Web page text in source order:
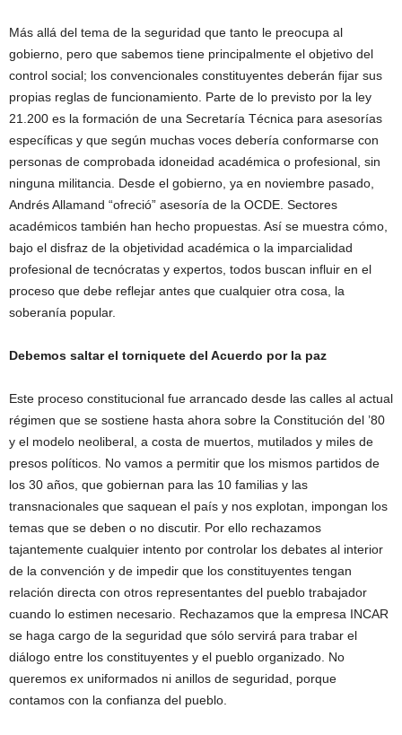
Más allá del tema de la seguridad que tanto le preocupa al
gobierno, pero que sabemos tiene principalmente el objetivo del
control social; los convencionales constituyentes deberán fijar sus
propias reglas de funcionamiento. Parte de lo previsto por la ley
21.200 es la formación de una Secretaría Técnica para asesorías
específicas y que según muchas voces debería conformarse con
personas de comprobada idoneidad académica o profesional, sin
ninguna militancia. Desde el gobierno, ya en noviembre pasado,
Andrés Allamand “ofreció” asesoría de la OCDE. Sectores
académicos también han hecho propuestas. Así se muestra cómo,
bajo el disfraz de la objetividad académica o la imparcialidad
profesional de tecnócratas y expertos, todos buscan influir en el
proceso que debe reflejar antes que cualquier otra cosa, la
soberanía popular.
Debemos saltar el torniquete del Acuerdo por la paz
Este proceso constitucional fue arrancado desde las calles al actual
régimen que se sostiene hasta ahora sobre la Constitución del ’80
y el modelo neoliberal, a costa de muertos, mutilados y miles de
presos políticos. No vamos a permitir que los mismos partidos de
los 30 años, que gobiernan para las 10 familias y las
transnacionales que saquean el país y nos explotan, impongan los
temas que se deben o no discutir. Por ello rechazamos
tajantemente cualquier intento por controlar los debates al interior
de la convención y de impedir que los constituyentes tengan
relación directa con otros representantes del pueblo trabajador
cuando lo estimen necesario. Rechazamos que la empresa INCAR
se haga cargo de la seguridad que sólo servirá para trabar el
diálogo entre los constituyentes y el pueblo organizado. No
queremos ex uniformados ni anillos de seguridad, porque
contamos con la confianza del pueblo.